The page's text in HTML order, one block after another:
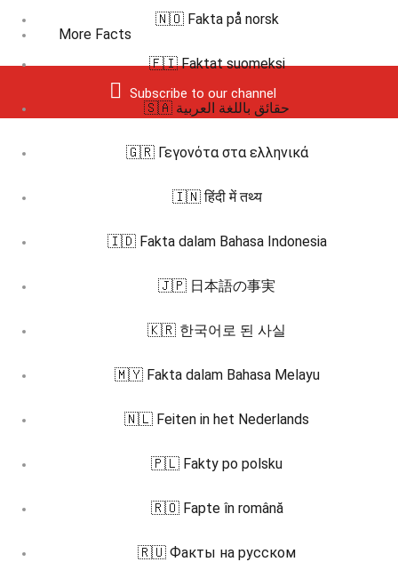
More Facts
Subscribe to our channel
🇳🇴 Fakta på norsk
🇫🇮 Faktat suomeksi
🇸🇦 حقائق باللغة العربية
🇬🇷 Γεγονότα στα ελληνικά
🇮🇳 हिंदी में तथ्य
🇮🇩 Fakta dalam Bahasa Indonesia
🇯🇵 日本語の事実
🇰🇷 한국어로 된 사실
🇲🇾 Fakta dalam Bahasa Melayu
🇳🇱 Feiten in het Nederlands
🇵🇱 Fakty po polsku
🇷🇴 Fapte în română
🇷🇺 Факты на русском